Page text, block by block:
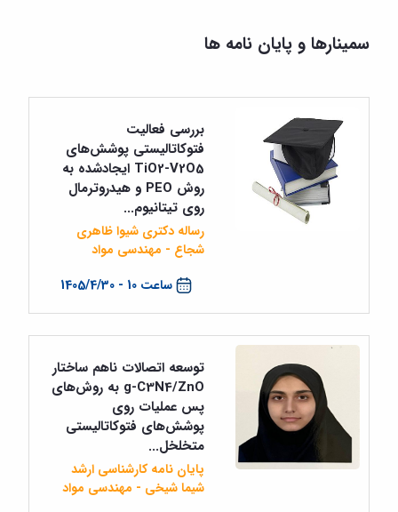
کمیته
منتخب
ممیزی
کمیته
ترفیع
شورای
فرهنگی
دانشکده
و
پایان
ها
آیین‌نامه‌های
معاونت
آموزشی
نشریات
پژوهش
مهندسی
در
سیستم
تولید
Journal
صنعت
مراکز
نخبگان
شرکت
دانش
سمینارها و پایان نامه ها
ساعت 10 - 1405/4/30
بررسی فعالیت
فتوکاتالیستی پوشش‌های
TiO2-V2O5 ایجادشده به
روش PEO و هیدروترمال
روی تیتانیوم...
رساله دکتری شیوا ظاهری
شجاع - مهندسی مواد
توسعه اتصالات ناهم ‌ساختار
g-C3N4/ZnO به روش‌های
پس عملیات روی
پوشش‌های فتوکاتالیستی
متخلخل...
پایان نامه کارشناسی ارشد
شیما شیخی - مهندسی مواد